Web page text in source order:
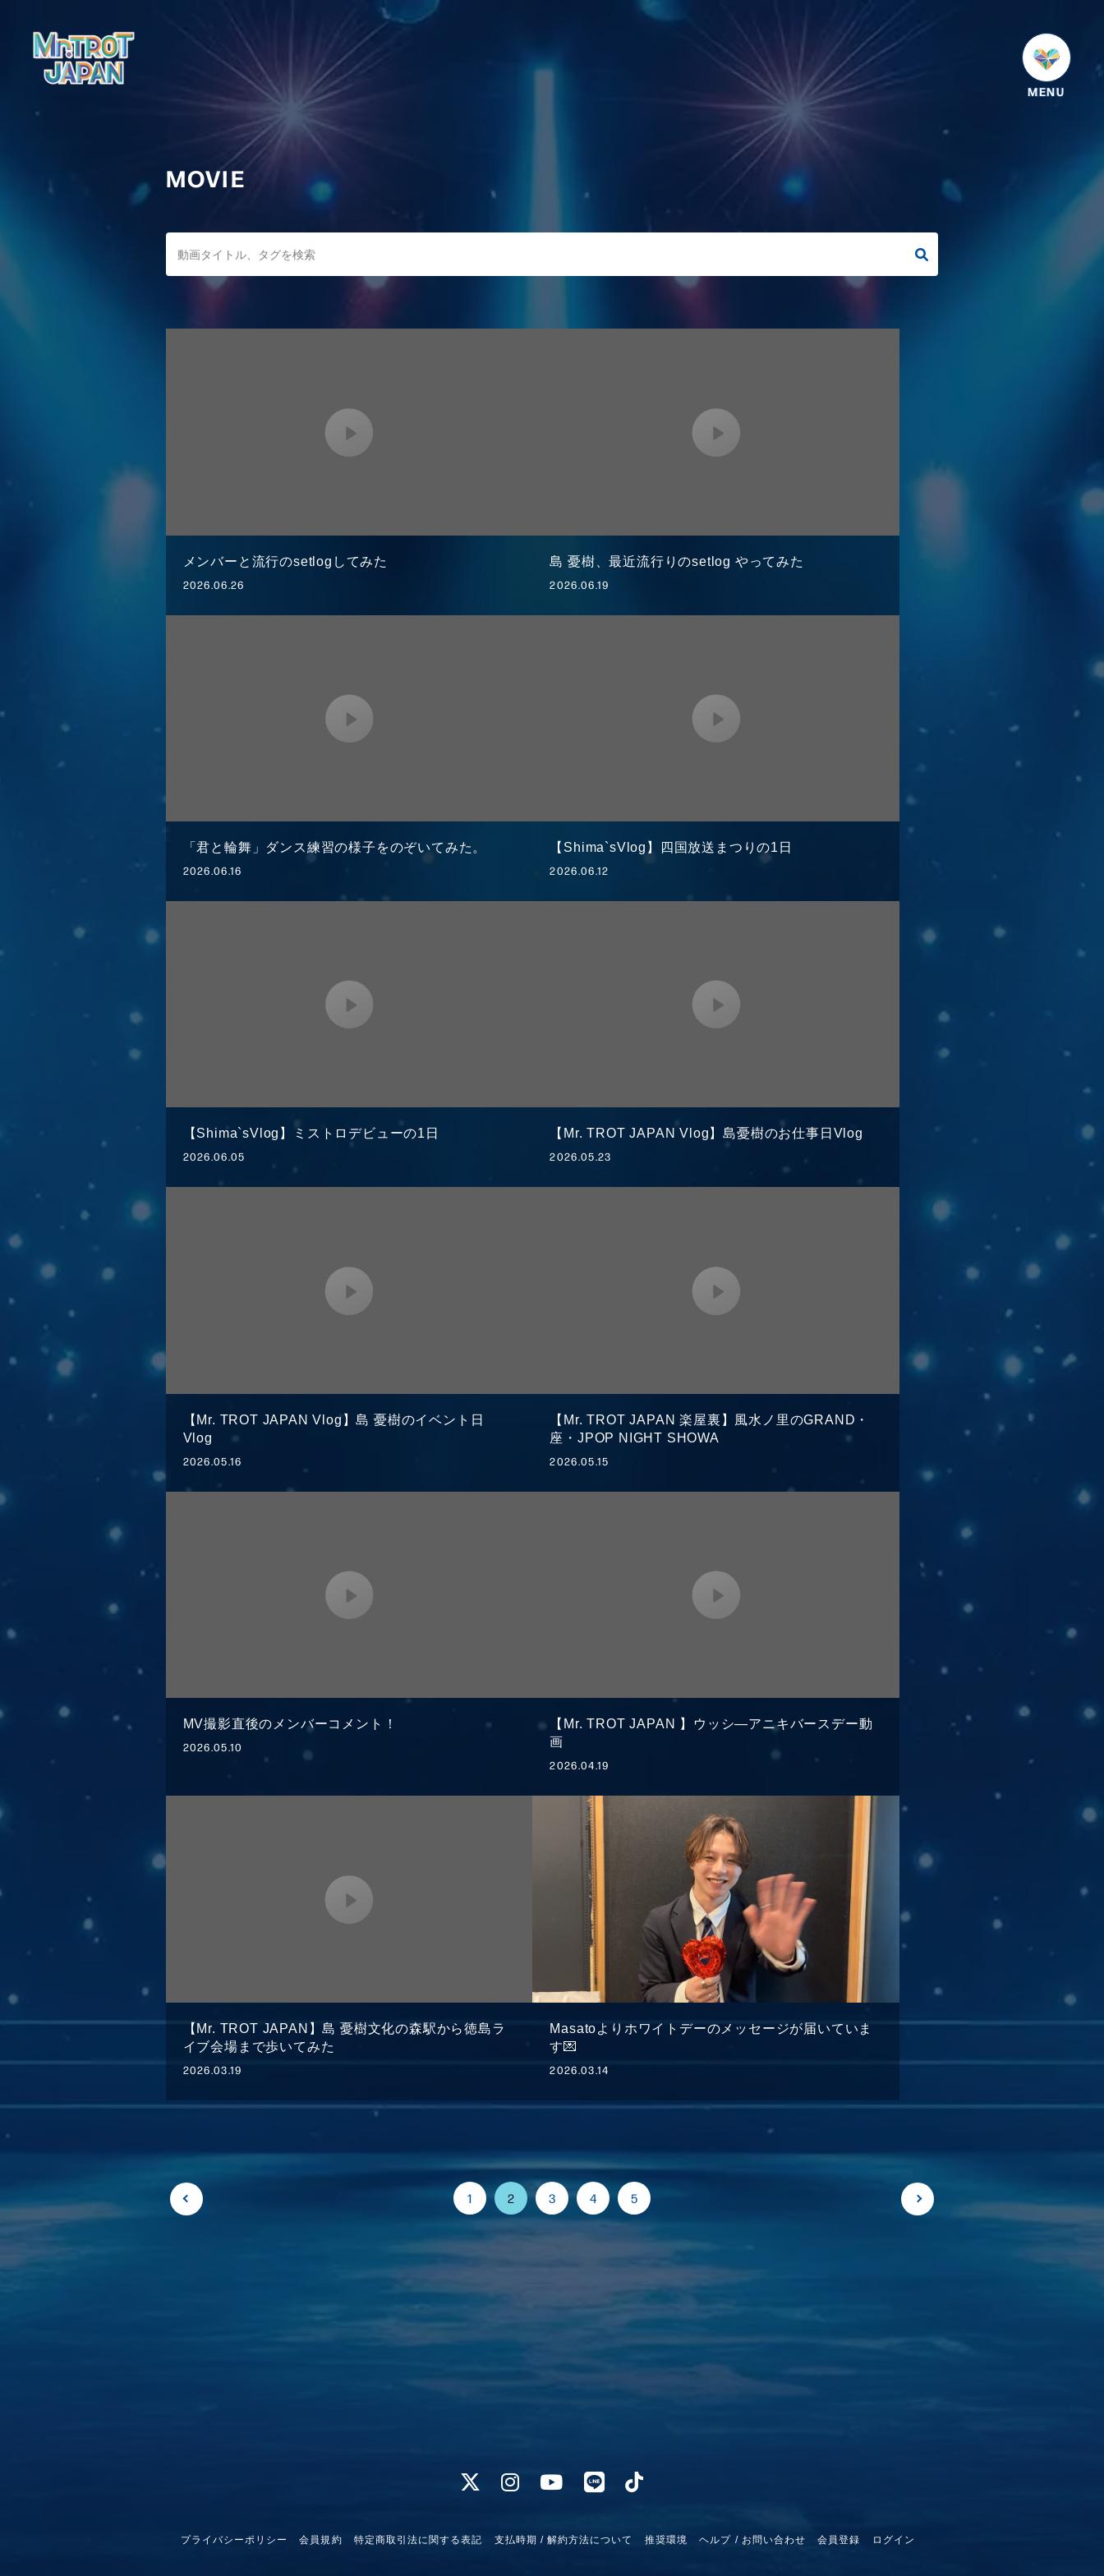
SCHEDULE
DISCOGRAPHY
STAFF REPORT
MEMBER BLOG
MOVIE
RADIOGALLERY
MOVIE
メンバーと流行のsetlogしてみた
2026.06.26
島 憂樹、最近流行りのsetlog やってみた
2026.06.19
「君と輪舞」ダンス練習の様子をのぞいてみた。
2026.06.16
【Shima`sVlog】四国放送まつりの1日
2026.06.12
【Shima`sVlog】ミストロデビューの1日
2026.06.05
【Mr. TROT JAPAN Vlog】島憂樹のお仕事日Vlog
2026.05.23
【Mr. TROT JAPAN Vlog】島 憂樹のイベント日
Vlog
2026.05.16
【Mr. TROT JAPAN 楽屋裏】風水ノ里のGRAND・
座・JPOP NIGHT SHOWA
2026.05.15
MV撮影直後のメンバーコメント！
2026.05.10
【Mr. TROT JAPAN 】ウッシ―アニキバースデー動
画
2026.04.19
【Mr. TROT JAPAN】島 憂樹文化の森駅から徳島ラ
イブ会場まで歩いてみた
2026.03.19
Masatoよりホワイトデーのメッセージが届いていま
す💌
2026.03.14
1 2 3 4 5
プライバシーポリシー 会員規約 特定商取引法に関する表記 支払時期 / 解約方法について 推奨環境 ヘルプ / お問い合わせ 会員登録 ログイン